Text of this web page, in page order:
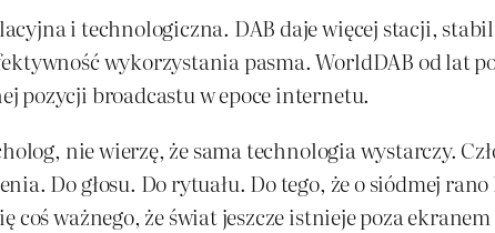
i technologiczna. DAB daje więcej stacji,
wykorzystania pasma. WorldDAB od lat
pozycji broadcastu w epoce internetu.
nie wierzę, że sama technologia wystarczy.
Do głosu. Do rytuału. Do tego, że o siódmej
coś ważnego, że świat jeszcze istnieje poza